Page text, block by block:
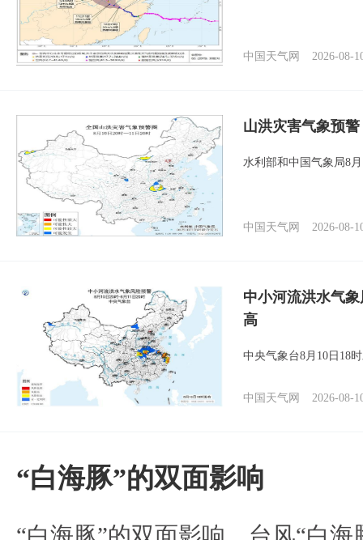
中国天气网 2026-08-
山洪灾害气象预
水利部和中国气象局8
中国天气网 2026-08-
中小河流洪水气
高
中央气象台8月10日18
中国天气网 2026-08-
​“白海豚”的双面影响